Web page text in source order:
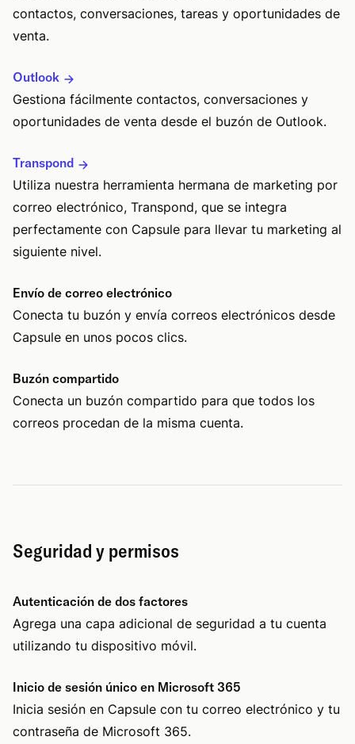
contactos, conversaciones, tareas y oportunidades de
venta.
Outlook
Gestiona fácilmente contactos, conversaciones y
oportunidades de venta desde el buzón de Outlook.
Transpond
Utiliza nuestra herramienta hermana de marketing por
correo electrónico, Transpond, que se integra
perfectamente con Capsule para llevar tu marketing al
siguiente nivel.
Envío de correo electrónico
Conecta tu buzón y envía correos electrónicos desde
Capsule en unos pocos clics.
Buzón compartido
Conecta un buzón compartido para que todos los
correos procedan de la misma cuenta.
Seguridad y permisos
Autenticación de dos factores
Agrega una capa adicional de seguridad a tu cuenta
utilizando tu dispositivo móvil.
Inicio de sesión único en Microsoft 365
Inicia sesión en Capsule con tu correo electrónico y tu
contraseña de Microsoft 365.